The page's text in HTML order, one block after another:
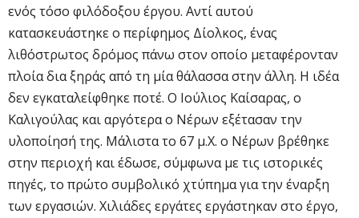
ενός τόσο φιλόδοξου έργου. Αντί αυτού
κατασκευάστηκε ο περίφημος Δίολκος, ένας
λιθόστρωτος δρόμος πάνω στον οποίο μεταφέρονταν
πλοία δια ξηράς από τη μία θάλασσα στην άλλη. Η ιδέα
δεν εγκαταλείφθηκε ποτέ. Ο Ιούλιος Καίσαρας, ο
Καλιγούλας και αργότερα ο Νέρων εξέτασαν την
υλοποίησή της. Μάλιστα το 67 μ.Χ. ο Νέρων βρέθηκε
στην περιοχή και έδωσε, σύμφωνα με τις ιστορικές
πηγές, το πρώτο συμβολικό χτύπημα για την έναρξη
των εργασιών. Χιλιάδες εργάτες εργάστηκαν στο έργο,